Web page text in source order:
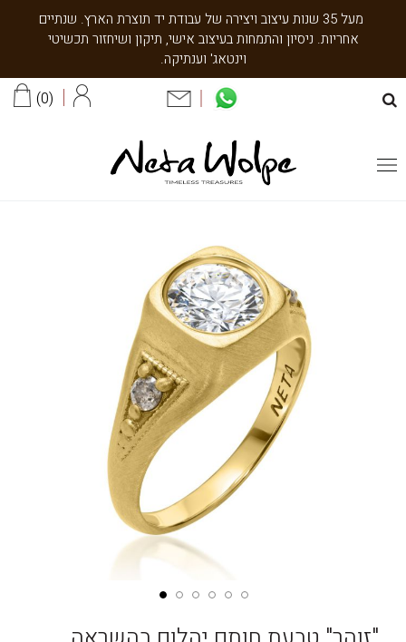
מעל 35 שנות עיצוב ויצירה של עבודת יד תוצרת הארץ. שנתיים
אחריות. ניסיון והתמחות בעיצוב אישי, תיקון ושיחזור תכשיטי
וינטאג' וענתיקה.
0